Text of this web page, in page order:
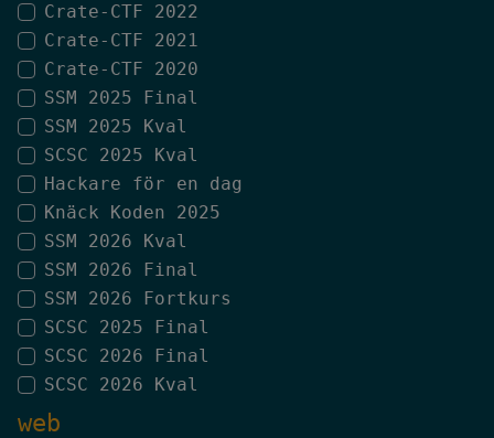
Crate-CTF 2022
Crate-CTF 2021
Crate-CTF 2020
SSM 2025 Final
SSM 2025 Kval
SCSC 2025 Kval
Hackare för en dag
Knäck Koden 2025
SSM 2026 Kval
SSM 2026 Final
SSM 2026 Fortkurs
SCSC 2025 Final
SCSC 2026 Final
SCSC 2026 Kval
web